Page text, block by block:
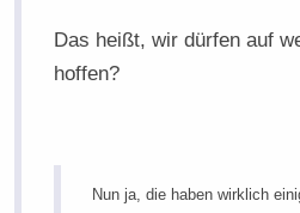
Das heißt, wir dürfen auf
hoffen?
Nun ja, die haben wirklich